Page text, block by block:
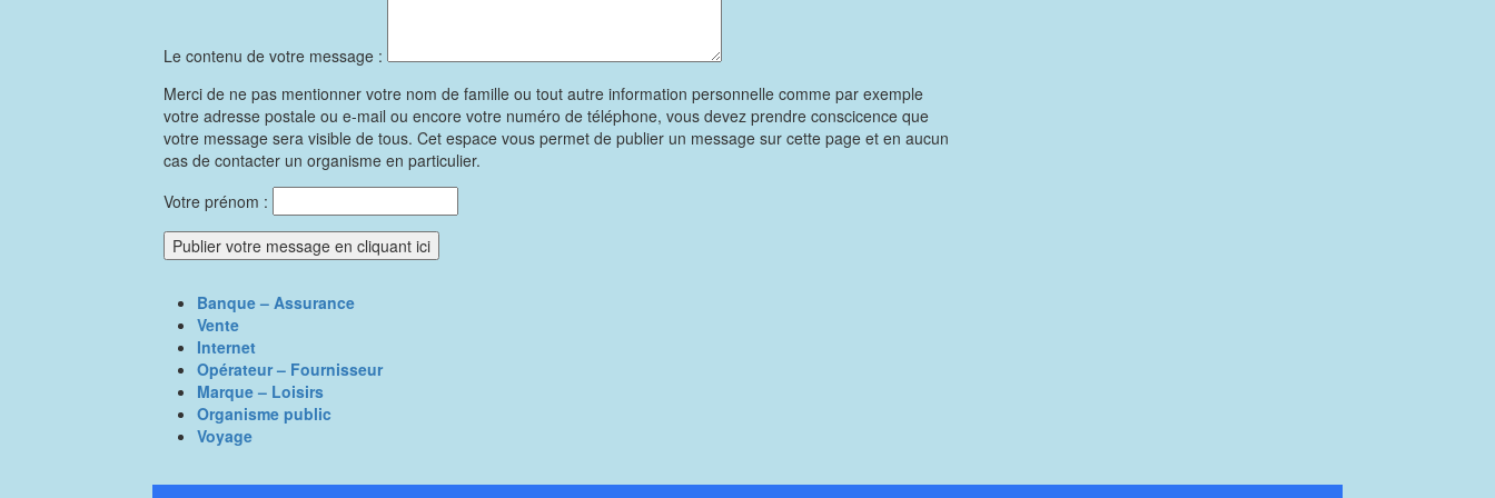
Le contenu de votre message :
Merci de ne pas mentionner votre nom de famille ou tout autre information personnelle comme par exemple
votre adresse postale ou e-mail ou encore votre numéro de téléphone, vous devez prendre conscicence que
votre message sera visible de tous. Cet espace vous permet de publier un message sur cette page et en aucun
cas de contacter un organisme en particulier.
Votre prénom :
Banque – Assurance
Vente
Internet
Opérateur – Fournisseur
Marque – Loisirs
Organisme public
Voyage